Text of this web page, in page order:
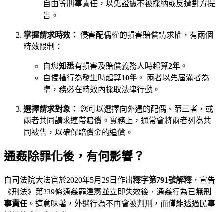
自由等刑事責任，以免證據不被採納或反遭對方提
告。
掌握請求時效： 侵害配偶權的損害賠償請求權，有兩個
時效限制：
自您知悉有損害及賠償義務人時起算2年 。
自侵權行為發生時起算10年 。 兩者以先屆滿者為
準，務必在時效內採取法律行動。
選擇請求對象： 您可以選擇向外遇的配偶、第三者，或
兩者共同請求連帶賠償。實務上，通常會將兩者列為共
同被告，以確保賠償金的追償。
通姦除罪化後，有何影響？
自司法院大法官於2020年5月29日作出釋字第791號解釋 ，宣告
《刑法》第239條通姦罪違憲並立即失效後，通姦行為已無刑
事責任 。這意味著，外遇行為不再會被判刑，而僅能透過民事